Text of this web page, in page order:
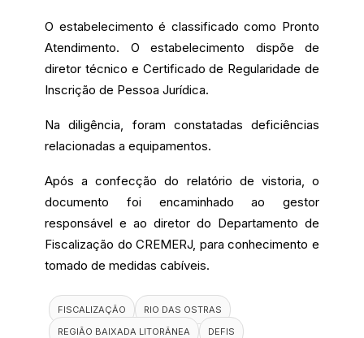
O estabelecimento é classificado como Pronto
Atendimento. O estabelecimento dispõe de
diretor técnico e Certificado de Regularidade de
Inscrição de Pessoa Jurídica.
Na diligência, foram constatadas deficiências
relacionadas a equipamentos.
Após a confecção do relatório de vistoria, o
documento foi encaminhado ao gestor
responsável e ao diretor do Departamento de
Fiscalização do CREMERJ, para conhecimento e
tomado de medidas cabíveis.
FISCALIZAÇÃO
RIO DAS OSTRAS
REGIÃO BAIXADA LITORÂNEA
DEFIS